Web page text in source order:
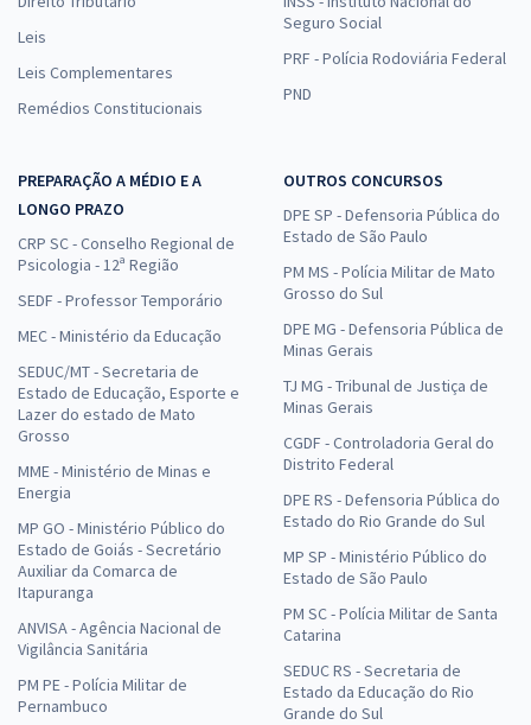
Leis
Leis Complementares
Remédios Constitucionais
Seguro Social
PRF - Polícia Rodoviária Federal
PND
PREPARAÇÃO A MÉDIO E A
LONGO PRAZO
CRP SC - Conselho Regional de
Psicologia - 12ª Região
SEDF - Professor Temporário
MEC - Ministério da Educação
SEDUC/MT - Secretaria de
Estado de Educação, Esporte e
Lazer do estado de Mato
Grosso
MME - Ministério de Minas e
Energia
MP GO - Ministério Público do
Estado de Goiás - Secretário
Auxiliar da Comarca de
Itapuranga
ANVISA - Agência Nacional de
Vigilância Sanitária
PM PE - Polícia Militar de
Pernambuco
OUTROS CONCURSOS
DPE SP - Defensoria Pública do
Estado de São Paulo
PM MS - Polícia Militar de Mato
Grosso do Sul
DPE MG - Defensoria Pública de
Minas Gerais
TJ MG - Tribunal de Justiça de
Minas Gerais
CGDF - Controladoria Geral do
Distrito Federal
DPE RS - Defensoria Pública do
Estado do Rio Grande do Sul
MP SP - Ministério Público do
Estado de São Paulo
PM SC - Polícia Militar de Santa
Catarina
SEDUC RS - Secretaria de
Estado da Educação do Rio
Grande do Sul